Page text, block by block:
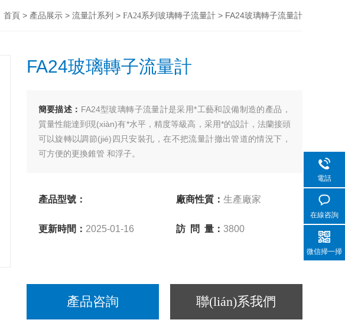
首頁 > 產品展示 > 流量計系列 > FA24系列玻璃轉子流量計 > FA24玻璃轉子流量計
FA24玻璃轉子流量計
簡要描述： FA24型玻璃轉子流量計是采用*工藝和設備制造的產品，
質量性能達到現(xiàn)有*水平，精度等級高，采用*的設計，法蘭接頭
可以旋轉以調節(jié)四只安裝孔，在不把流量計撤出管道的情況下，
可方便的更換錐管 和浮子。
產品型號： 廠商性質：生產廠家
更新時間： 2025-01-16 訪 問 量：3800
產品咨詢 聯(lián)系我們
電話
在線咨詢
微信掃一掃